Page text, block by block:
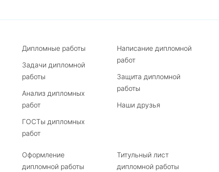
Дипломные работы
Задачи дипломной
работы
Анализ дипломных
работ
ГОСТы дипломных
работ
Написание дипломной
работ
Защита дипломной
работы
Наши друзья
Оформление
дипломной работы
Титульный лист
дипломной работы